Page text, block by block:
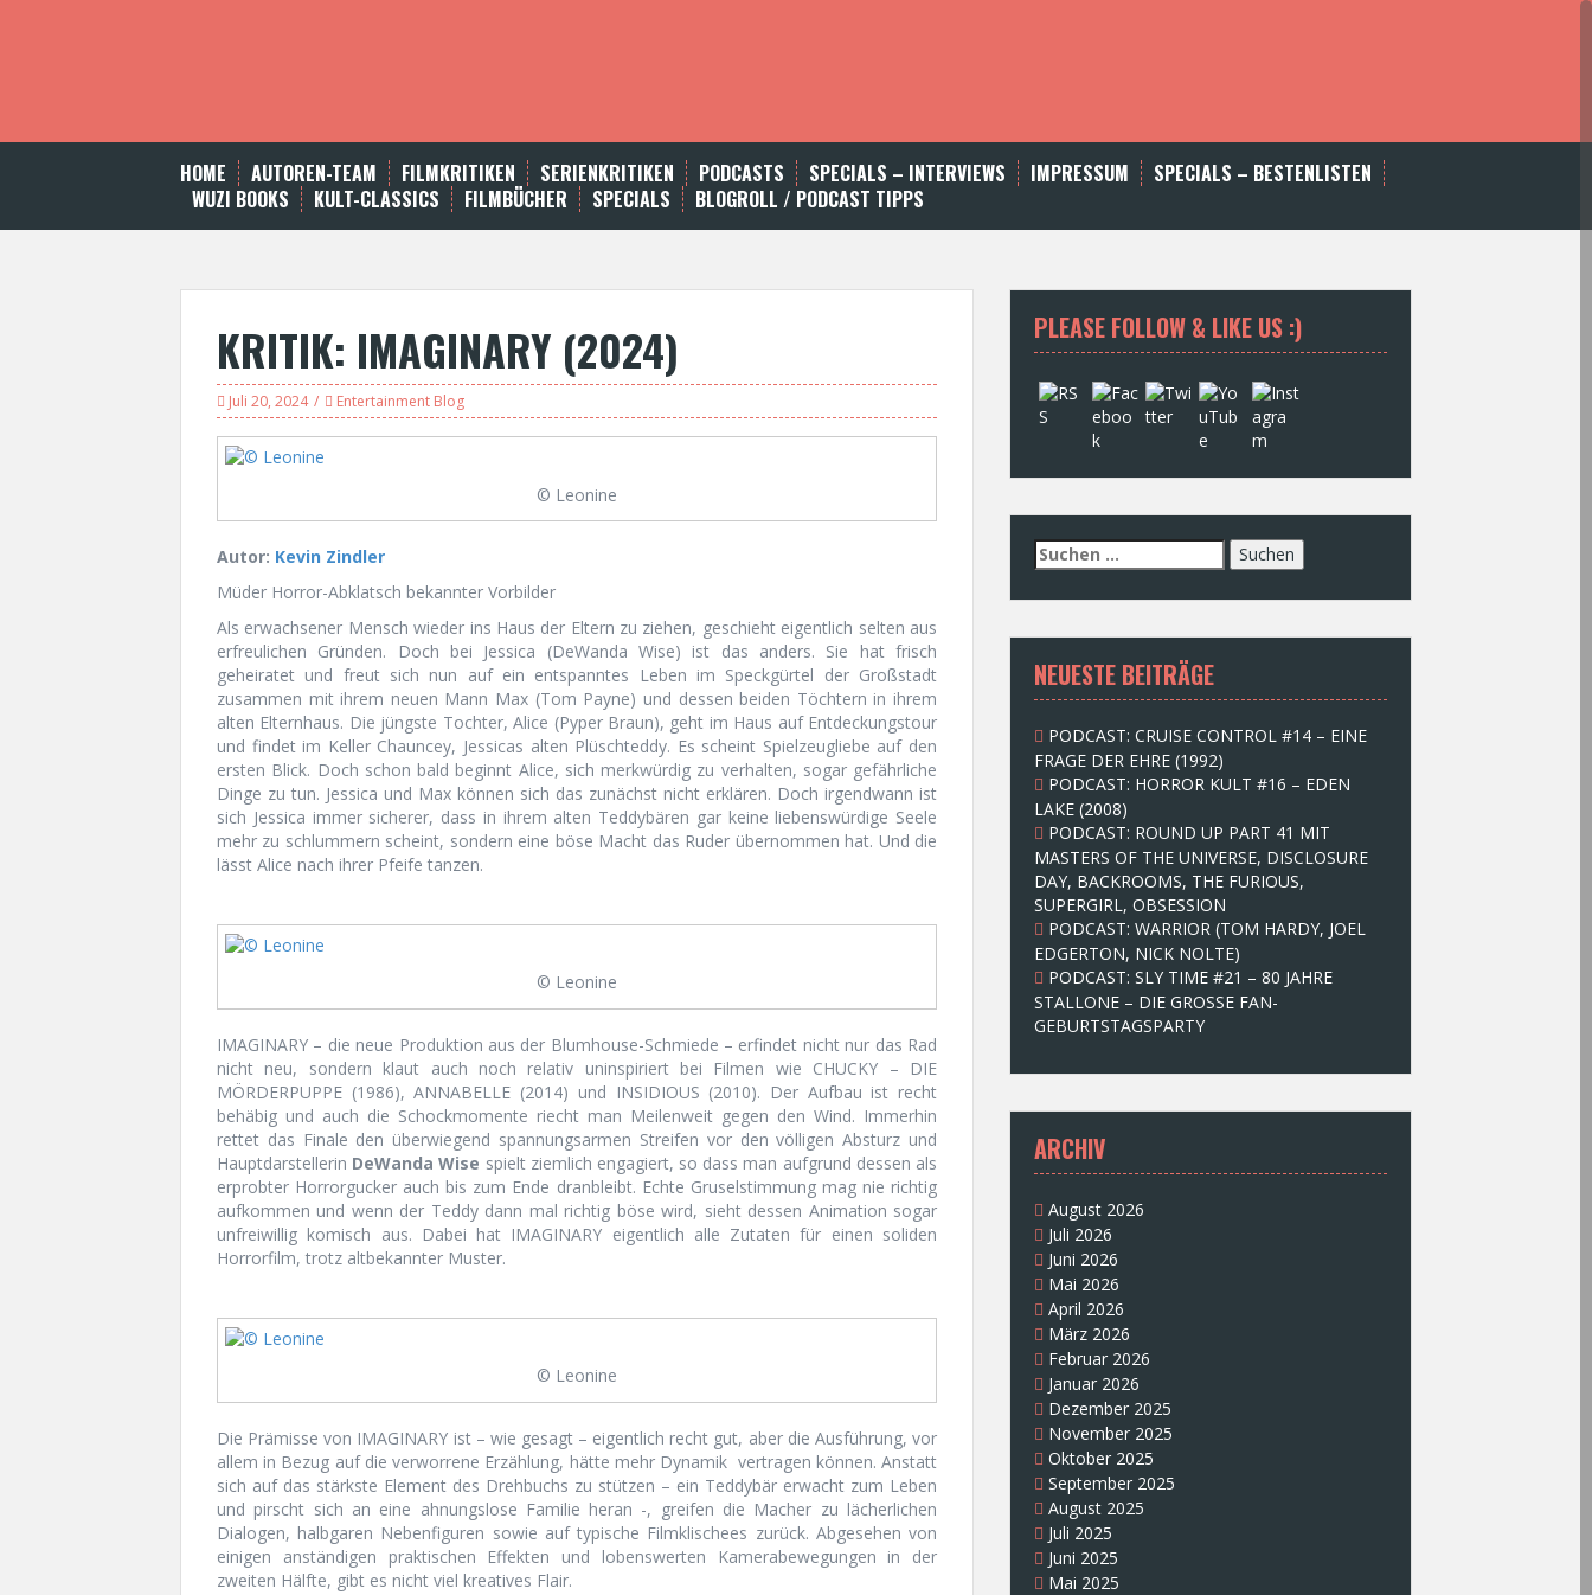
t
HOME AUTOREN-TEAM FILMKRITIKEN SERIENKRITIKEN PODCASTS SPECIALS – INTERVIEWS IMPRESSUM
SPECIALS – BESTENLISTEN
WUZI BOOKS
KULT-CLASSICS FILMBÜCHER SPECIALS BLOGROLL / PODCAST TIPPS
KRITIK: IMAGINARY (2024)
Juli 20, 2024 Entertainment Blog
© Leonine
Autor: Kevin Zindler
Müder Horror-Abklatsch bekannter Vorbilder
Als erwachsener Mensch wieder ins Haus der Eltern zu ziehen, geschieht eigentlich selten aus
erfreulichen Gründen. Doch bei Jessica (DeWanda Wise) ist das anders. Sie hat frisch
geheiratet und freut sich nun auf ein entspanntes Leben im Speckgürtel der Großstadt
zusammen mit ihrem neuen Mann Max (Tom Payne) und dessen beiden Töchtern in ihrem
alten Elternhaus. Die jüngste Tochter, Alice (Pyper Braun), geht im Haus auf Entdeckungstour
und findet im Keller Chauncey, Jessicas alten Plüschteddy. Es scheint Spielzeugliebe auf den
ersten Blick. Doch schon bald beginnt Alice, sich merkwürdig zu verhalten, sogar gefährliche
Dinge zu tun. Jessica und Max können sich das zunächst nicht erklären. Doch irgendwann ist
sich Jessica immer sicherer, dass in ihrem alten Teddybären gar keine liebenswürdige Seele
mehr zu schlummern scheint, sondern eine böse Macht das Ruder übernommen hat. Und die
lässt Alice nach ihrer Pfeife tanzen.
© Leonine
IMAGINARY – die neue Produktion aus der Blumhouse-Schmiede – erfindet nicht nur das Rad
nicht neu, sondern klaut auch noch relativ uninspiriert bei Filmen wie CHUCKY – DIE
MÖRDERPUPPE (1986), ANNABELLE (2014) und INSIDIOUS (2010). Der Aufbau ist recht
behäbig und auch die Schockmomente riecht man Meilenweit gegen den Wind. Immerhin
rettet das Finale den überwiegend spannungsarmen Streifen vor den völligen Absturz und
Hauptdarstellerin DeWanda Wise spielt ziemlich engagiert, so dass man aufgrund dessen als
erprobter Horrorgucker auch bis zum Ende dranbleibt. Echte Gruselstimmung mag nie richtig
aufkommen und wenn der Teddy dann mal richtig böse wird, sieht dessen Animation sogar
unfreiwillig komisch aus. Dabei hat IMAGINARY eigentlich alle Zutaten für einen soliden
Horrorfilm, trotz altbekannter Muster.
© Leonine
Die Prämisse von IMAGINARY ist – wie gesagt – eigentlich recht gut, aber die Ausführung, vor
allem in Bezug auf die verworrene Erzählung, hätte mehr Dynamik vertragen können. Anstatt
sich auf das stärkste Element des Drehbuchs zu stützen – ein Teddybär erwacht zum Leben
und pirscht sich an eine ahnungslose Familie heran -, greifen die Macher zu lächerlichen
Dialogen, halbgaren Nebenfiguren sowie auf typische Filmklischees zurück. Abgesehen von
einigen anständigen praktischen Effekten und lobenswerten Kamerabewegungen in der
zweiten Hälfte, gibt es nicht viel kreatives Flair.
PLEASE FOLLOW & LIKE US :)
S
u
c
e
n
n
c
h
:
NEUESTE BEITRÄGE
PODCAST: CRUISE CONTROL #14 – EINE
FRAGE DER EHRE (1992)
PODCAST: HORROR KULT #16 – EDEN
LAKE (2008)
PODCAST: ROUND UP PART 41 MIT
MASTERS OF THE UNIVERSE, DISCLOSURE
DAY, BACKROOMS, THE FURIOUS,
SUPERGIRL, OBSESSION
PODCAST: WARRIOR (TOM HARDY, JOEL
EDGERTON, NICK NOLTE)
PODCAST: SLY TIME #21 – 80 JAHRE
STALLONE – DIE GROSSE FAN-
GEBURTSTAGSPARTY
ARCHIV
August 2026
Juli 2026
Juni 2026
Mai 2026
April 2026
März 2026
Februar 2026
Januar 2026
Dezember 2025
November 2025
Oktober 2025
September 2025
August 2025
Juli 2025
Juni 2025
Mai 2025